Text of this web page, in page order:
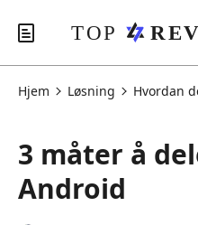
Hjem Løsning Hvordan
3 måter å
Android